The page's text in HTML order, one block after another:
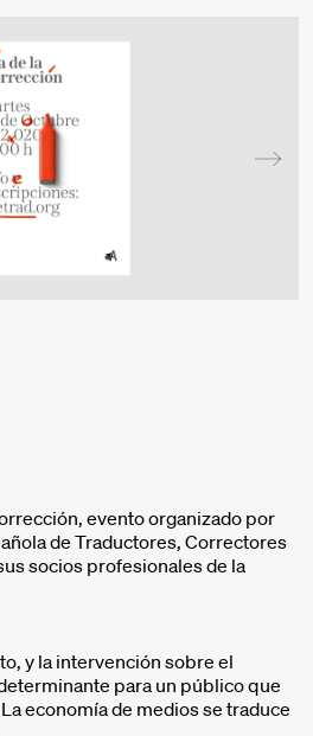
evento organizado por
de Traductores, Correctores
socios profesionales de la
y la intervención sobre el
para un público que
economía de medios se traduce